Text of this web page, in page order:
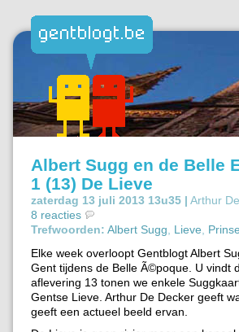
Albert Sugg en de Belle
1 (13) De Lieve
zaterdag 13 juli 2013 13u35 | Arthur
8 reacties
Trefwoorden: Albert Sugg Lieve
Elke week overloopt Gentblogt Albert
Gent tijdens de Belle Ã©poque. U vindt
aflevering 13 tonen we enkele
Gentse Lieve. Arthur De Decker geeft
geeft een actueel beeld ervan.